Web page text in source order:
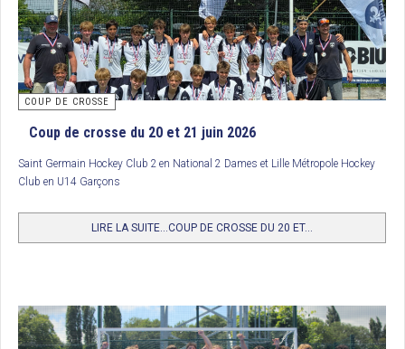
COUP DE CROSSE
Coup de crosse du 20 et 21 juin 2026
Saint Germain Hockey Club 2 en National 2 Dames et Lille Métropole Hockey
Club en U14 Garçons
LIRE LA SUITE...COUP DE CROSSE DU 20 ET...